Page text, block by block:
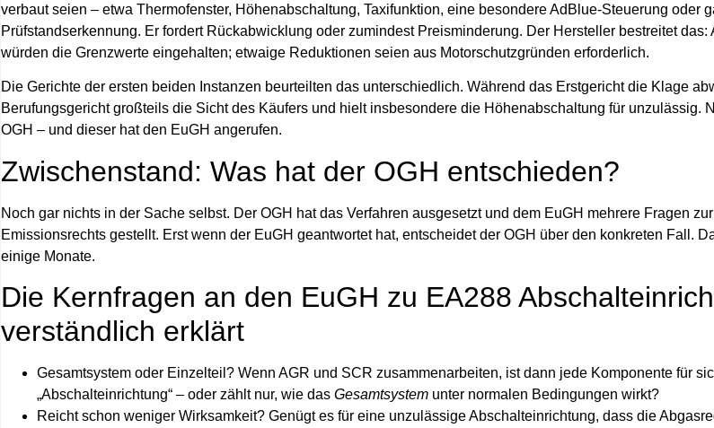
verbaut seien – etwa Thermofenster, Höhenabschaltung, Taxifunktion, eine besondere AdBlue-Steuerung oder
Prüfstandserkennung. Er fordert Rückabwicklung oder zumindest Preisminderung. Der Hersteller bestreitet das:
würden die Grenzwerte eingehalten; etwaige Reduktionen seien aus Motorschutzgründen erforderlich.
Die Gerichte der ersten beiden Instanzen beurteilten das unterschiedlich. Während das Erstgericht die Klage
Berufungsgericht großteils die Sicht des Käufers und hielt insbesondere die Höhenabschaltung für unzulässig.
OGH – und dieser hat den EuGH angerufen.
Zwischenstand: Was hat der OGH entschieden?
Noch gar nichts in der Sache selbst. Der OGH hat das Verfahren ausgesetzt und dem EuGH mehrere Fragen
Emissionsrechts gestellt. Erst wenn der EuGH geantwortet hat, entscheidet der OGH über den konkreten Fall.
einige Monate.
Die Kernfragen an den EuGH zu EA288
verständlich erklärt
Gesamtsystem oder Einzelteil? Wenn AGR und SCR zusammenarbeiten, ist dann jede Komponente für
„Abschalteinrichtung“ – oder zählt nur, wie das Gesamtsystem unter normalen Bedingungen wirkt?
Reicht schon weniger Wirksamkeit? Genügt es für eine unzulässige Abschalteinrichtung, dass die